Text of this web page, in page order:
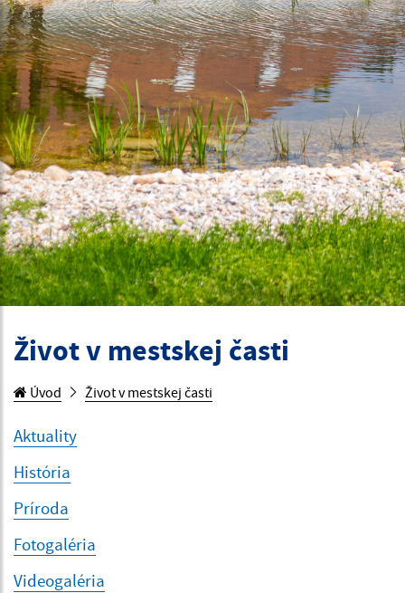
Život v mestskej časti
Úvod Život v mestskej časti
Aktuality
História
Príroda
Fotogaléria
Videogaléria